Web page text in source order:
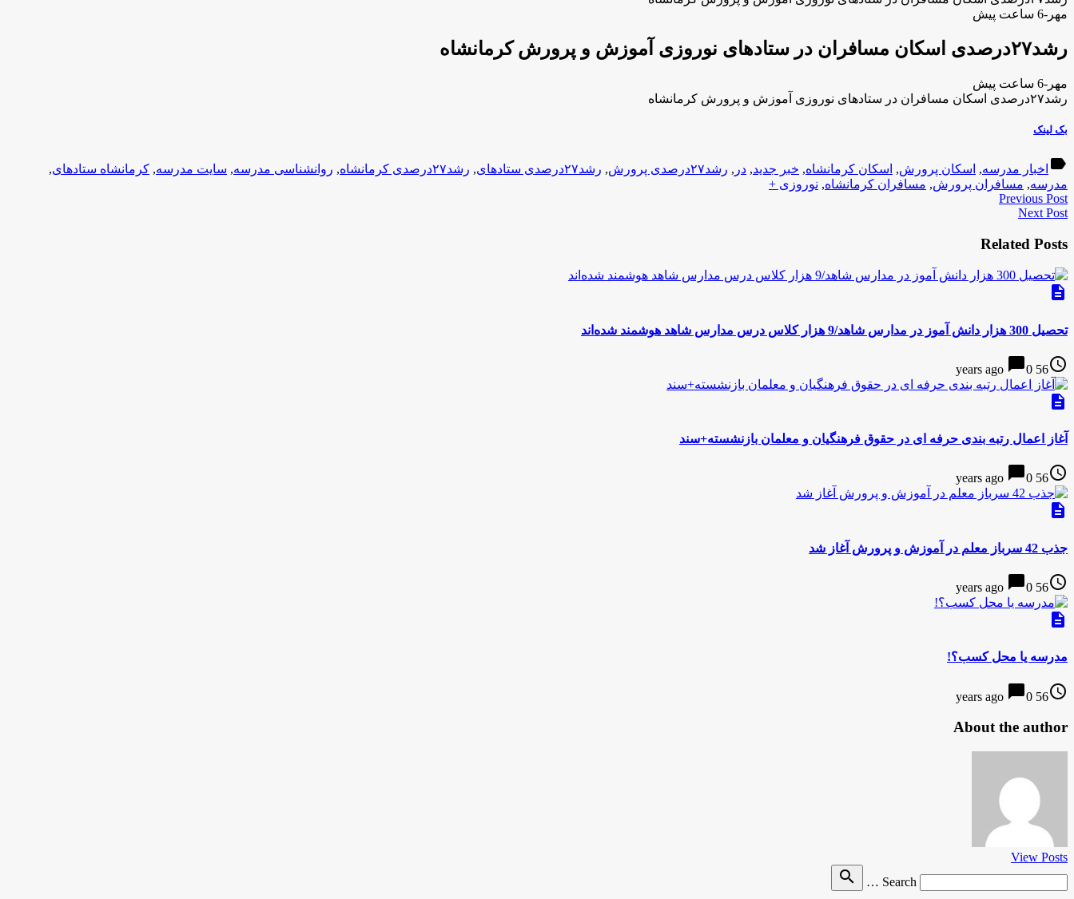
مهر-6 ساعت پیش
رشد۲۷درصدی اسکان مسافران در ستادهای نوروزی آموزش و پرورش کرمانشاه
مهر-6 ساعت پیش
رشد۲۷درصدی اسکان مسافران در ستادهای نوروزی آموزش و پرورش کرمانشاه
بک لینک
label اخبار مدرسه, اسکان پرورش, اسکان کرمانشاه, خبر جدید, در , رشد۲۷درصدی پرورش , رشد۲۷درصدی ستادهای , رشد۲۷درصدی کرمانشاه , روانشناسی مدرسه, سایت مدرسه, کرمانشاه ستادهای,
مدرسه, مسافران پرورش, مسافران کرمانشاه, نوروزی +
Previous Post
Next Post
Related Posts
description
تحصیل 300 هزار دانش آموز در مدارس شاهد/9 هزار کلاس درس مدارس شاهد هوشمند شده‌اند
access_time
56 years ago
chat_bubble0
description
آغاز اعمال رتبه بندی حرفه ای در حقوق فرهنگیان و معلمان بازنشسته+سند
access_time
56 years ago
chat_bubble0
description
جذب 42 سرباز معلم در آموزش و پرورش آغاز شد
access_time
56 years ago
chat_bubble0
description
مدرسه یا محل کسب؟!
access_time
56 years ago
chat_bubble0
About the author
View Posts
Search …
search